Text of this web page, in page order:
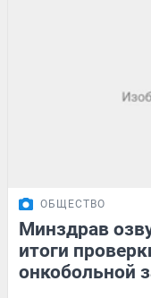
ОБЩЕСТВО
Минздрав
итоги
онкобольной